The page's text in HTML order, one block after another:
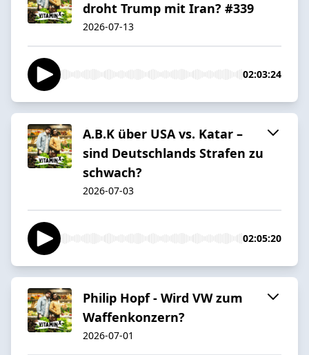
droht Trump mit Iran? #339
2026-07-13
02:03:24
A.B.K über USA vs. Katar –
sind Deutschlands Strafen zu
schwach?
2026-07-03
02:05:20
Philip Hopf - Wird VW zum
Waffenkonzern?
2026-07-01